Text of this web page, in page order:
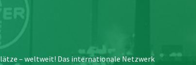
– weltweit! Das internationale Netzwerk